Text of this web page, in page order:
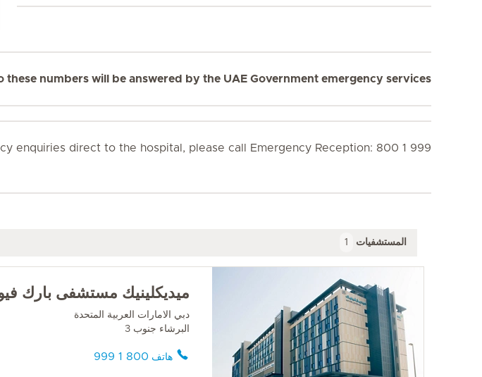
these numbers will be answered by the UAE Government emergency services
enquiries direct to the hospital, please call Emergency Reception: 800 1 999
المستشفيات 1
ميديكلينيك مستشفى بارك
دبي الامارات العربية المتحدة
البرشاء جنوب 3
هاتف 800 1 999